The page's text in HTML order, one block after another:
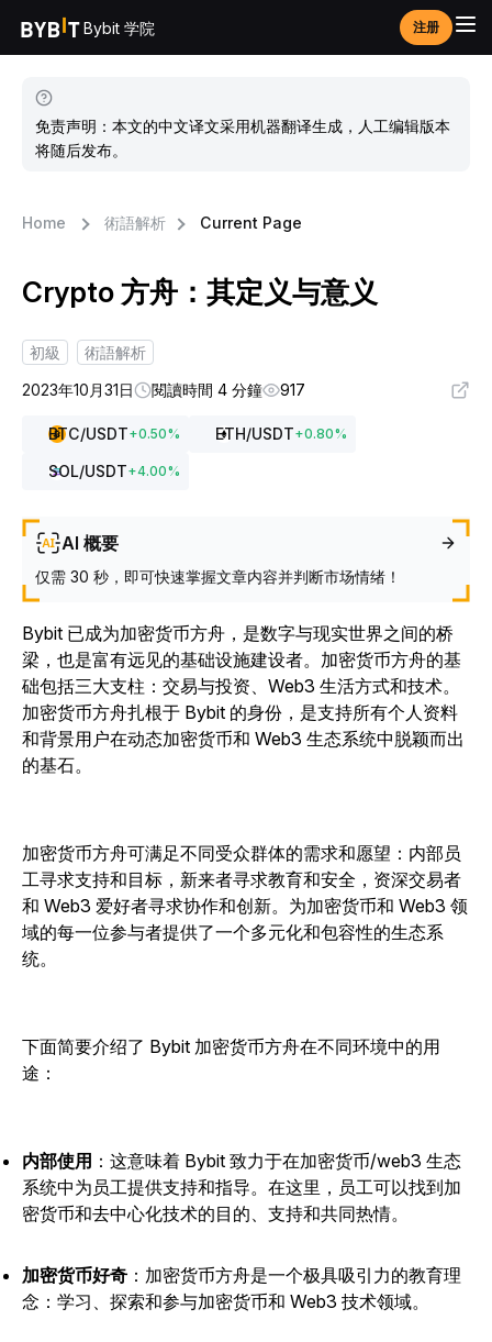
Bybit 学院 注册
免责声明：本文的中文译文采用机器翻译生成，人工编辑版本
将随后发布。
Home 術語解析 Current Page
Crypto 方舟：其定义与意义
初級
術語解析
2023年10月31日
閱讀時間 4 分鐘 917
BTC/USDT+0.50% ETH/USDT+0.80%
SOL/USDT+4.00%
AI 概要
仅需 30 秒，即可快速掌握文章内容并判断市场情绪！
Bybit 已成为加密货币方舟，是数字与现实世界之间的桥
梁，也是富有远见的基础设施建设者。加密货币方舟的基
础包括三大支柱：交易与投资、Web3 生活方式和技术。
加密货币方舟扎根于 Bybit 的身份，是支持所有个人资料
和背景用户在动态加密货币和 Web3 生态系统中脱颖而出
的基石。
加密货币方舟可满足不同受众群体的需求和愿望：内部员
工寻求支持和目标，新来者寻求教育和安全，资深交易者
和 Web3 爱好者寻求协作和创新。为加密货币和 Web3 领
域的每一位参与者提供了一个多元化和包容性的生态系
统。
下面简要介绍了 Bybit 加密货币方舟在不同环境中的用
途：
内部使用 ：这意味着 Bybit 致力于在加密货币/web3 生态
系统中为员工提供支持和指导。在这里，员工可以找到加
密货币和去中心化技术的目的、支持和共同热情。
加密货币好奇 ：加密货币方舟是一个极具吸引力的教育理
念：学习、探索和参与加密货币和 Web3 技术领域。